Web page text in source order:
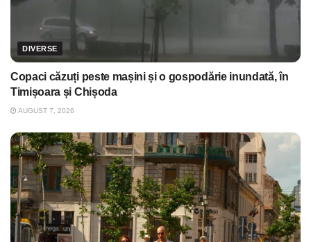
DIVERSE
Copaci căzuți peste mașini și o gospodărie inundată, în
Timișoara și Chișoda
AUGUST 7, 2026